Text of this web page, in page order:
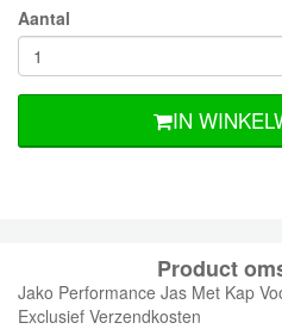
Aantal
IN
Product
Jako Performance Jas Met Kap
Exclusief Verzendkosten